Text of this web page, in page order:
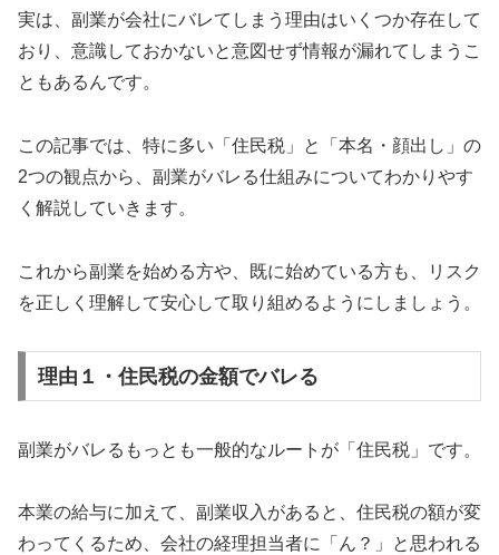
実は、副業が会社にバレてしまう理由はいくつか存在して
おり、意識しておかないと意図せず情報が漏れてしまうこ
ともあるんです。
この記事では、特に多い「住民税」と「本名・顔出し」の
2つの観点から、副業がバレる仕組みについてわかりやす
く解説していきます。
これから副業を始める方や、既に始めている方も、リスク
を正しく理解して安心して取り組めるようにしましょう。
理由１・住民税の金額でバレる
副業がバレるもっとも一般的なルートが「住民税」です。
本業の給与に加えて、副業収入があると、住民税の額が変
わってくるため、会社の経理担当者に「ん？」と思われる